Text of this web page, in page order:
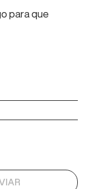
para que